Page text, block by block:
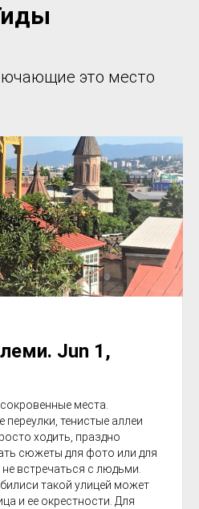
это место
Jun 1,
места.
переулки, тенистые аллеи
ходить, праздно
сюжеты для фото или для
встречаться с людьми.
такой улицей может
и ее окрестности. Для